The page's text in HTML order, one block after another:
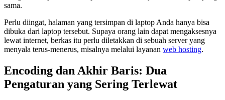
sama.
Perlu diingat, halaman yang tersimpan di laptop Anda hanya bisa
dibuka dari laptop tersebut. Supaya orang lain dapat mengaksesnya
lewat internet, berkas itu perlu diletakkan di sebuah server yang
menyala terus-menerus, misalnya melalui layanan web hosting.
Encoding dan Akhir Baris: Dua
Pengaturan yang Sering Terlewat